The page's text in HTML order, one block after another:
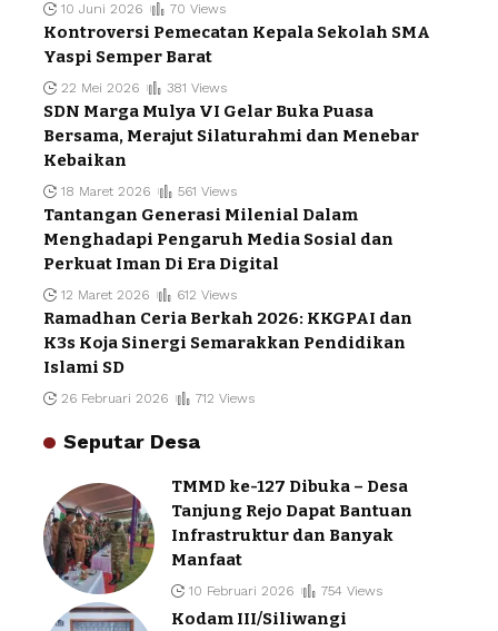
10 Juni 2026 70 Views
Kontroversi Pemecatan Kepala Sekolah SMA
Yaspi Semper Barat
22 Mei 2026 381 Views
SDN Marga Mulya VI Gelar Buka Puasa
Bersama, Merajut Silaturahmi dan Menebar
Kebaikan
18 Maret 2026 561 Views
Tantangan Generasi Milenial Dalam
Menghadapi Pengaruh Media Sosial dan
Perkuat Iman Di Era Digital
12 Maret 2026 612 Views
Ramadhan Ceria Berkah 2026: KKGPAI dan
K3s Koja Sinergi Semarakkan Pendidikan
Islami SD
26 Februari 2026 712 Views
Seputar Desa
TMMD ke-127 Dibuka – Desa
Tanjung Rejo Dapat Bantuan
Infrastruktur dan Banyak
Manfaat
10 Februari 2026 754 Views
Kodam III/Siliwangi